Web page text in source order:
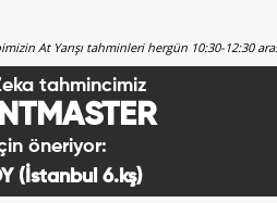
At Yarışı tahminleri hergün 10:30-12:30
tahmincimiz
öneriyor:
(İstanbul 6.kş)